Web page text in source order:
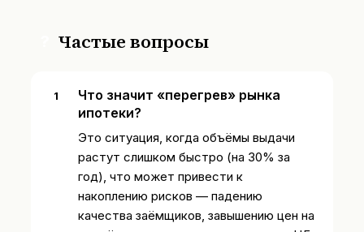
Частые вопросы
Что значит «перегрев» рынка
ипотеки?
Это ситуация, когда объёмы выдачи
растут слишком быстро (на 30% за
год), что может привести к
накоплению рисков — падению
качества заёмщиков, завышению цен на